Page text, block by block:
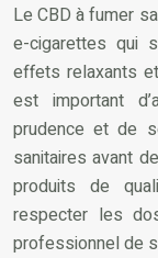
Le CBD à fumer
e-cigarettes qui
effets relaxants
est important
prudence et de
sanitaires avant
produits de
respecter les
professionnel de